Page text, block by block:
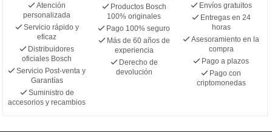
Atención
personalizada
Servicio rápido y
eficaz
Distribuidores
oficiales Bosch
Servicio Post-venta y
Garantías
Suministro de
accesorios y recambios
Productos Bosch
100% originales
Pago 100% seguro
Más de 60 años de
experiencia
Derecho de
devolución
Envíos gratuitos
Entregas en 24
horas
Asesoramiento en la
compra
Pago a plazos
Pago con
criptomonedas